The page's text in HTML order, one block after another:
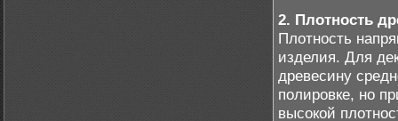
2. Плотность
Плотность
изделия. Для
древесину
полировке, но
высокой